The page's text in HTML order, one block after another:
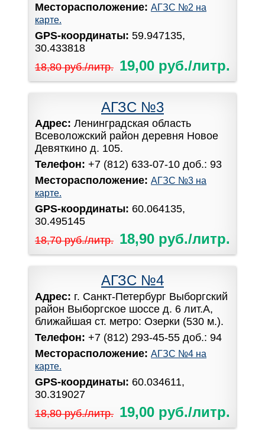
Месторасположение: АГЗС №2 на
карте.
GPS-координаты: 59.947135,
30.433818
18,80 руб./литр. 19,00 руб./литр.
АГЗС №3
Адрес: Ленинградская область
Всеволожский район деревня Новое
Девяткино д. 105.
Телефон: +7 (812) 633-07-10 доб.: 93
Месторасположение: АГЗС №3 на
карте.
GPS-координаты: 60.064135,
30.495145
18,70 руб./литр. 18,90 руб./литр.
АГЗС №4
Адрес: г. Санкт-Петербург Выборгский
район Выборгское шоссе д. 6 лит.А,
ближайшая ст. метро: Озерки (530 м.).
Телефон: +7 (812) 293-45-55 доб.: 94
Месторасположение: АГЗС №4 на
карте.
GPS-координаты: 60.034611,
30.319027
18,80 руб./литр. 19,00 руб./литр.